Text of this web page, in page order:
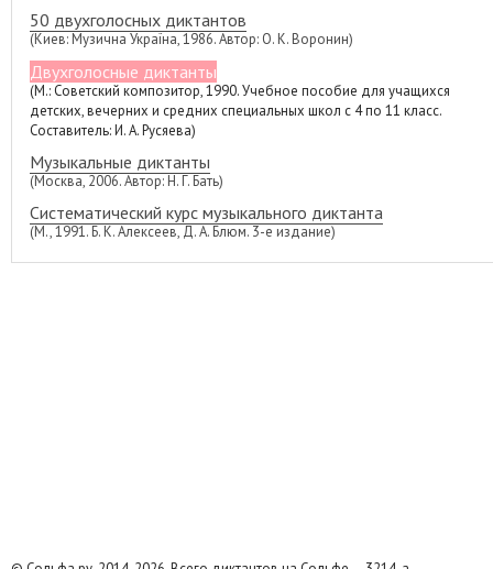
50 двухголосных диктантов
(Киев: Музична Україна, 1986. Автор: О. К. Воронин)
Двухголосные диктанты
(М.: Советский композитор, 1990. Учебное пособие для учащихся
детских, вечерних и средних специальных школ с 4 по 11 класс.
Составитель: И. А. Русяева)
Музыкальные диктанты
(Москва, 2006. Автор: Н. Г. Бать)
Систематический курс музыкального диктанта
(М., 1991. Б. К. Алексеев, Д. А. Блюм. 3-е издание)